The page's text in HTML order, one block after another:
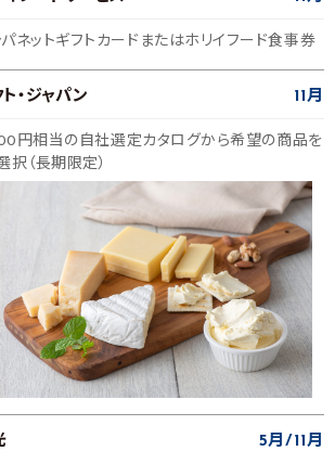
パネットギフトカードまたはホリイフード食事券
・ジャパン 11月
円相当の自社選定カタログから希望の商品を
択（長期限定）
5月 11月